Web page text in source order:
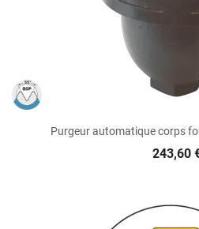
Purgeur automatique corps
243,60